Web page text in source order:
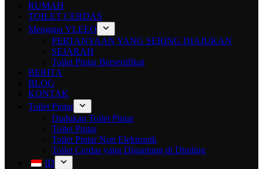
RUMAH
TOILET CERDAS
Mengapa VLEEO
PERTANYAAN YANG SERING DIAJUKAN
SEJARAH
Toilet Pintar Bersertifikat
BERITA
BLOG
KONTAK
Toilet Pintar
Dudukan Toilet Pintar
Toilet Pintar
Toilet Pintar Non Elektronik
Toilet Cerdas yang Digantung di Dinding
ID